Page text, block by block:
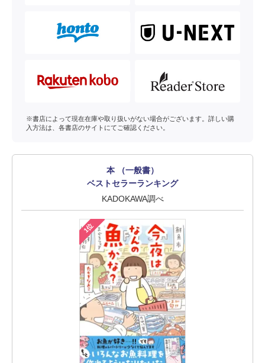
※書店によって現在在庫や取り扱いがない場合がございます。詳しい購
入方法は、各書店のサイトにてご確認ください。
本 （一般書）
ベストセラーランキング
KADOKAWA調べ
1位